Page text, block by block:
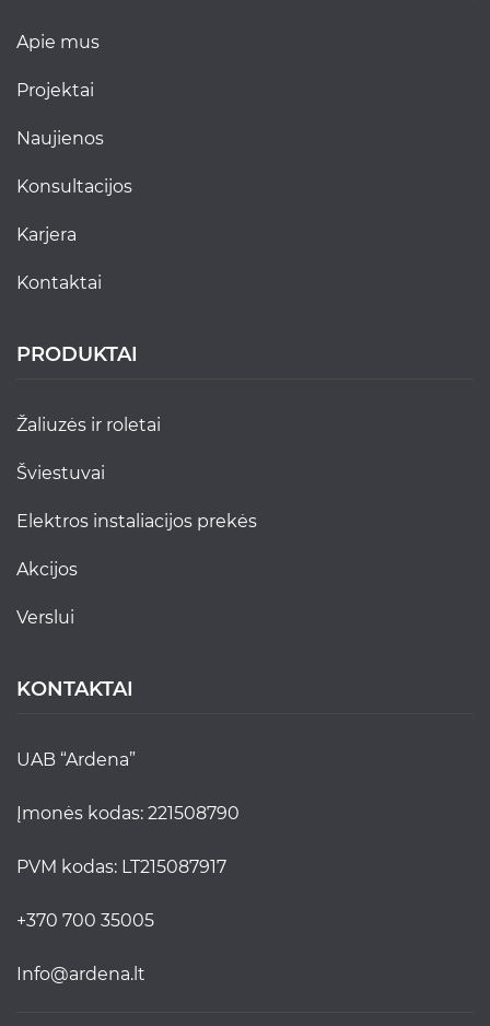
apie mus
projektai
naujienos
konsultacijos
karjera
kontaktai
PRODUKTAI
žaliuzės ir roletai
šviestuvai
elektros instaliacijos prekės
akcijos
verslui
KONTAKTAI
UAB “Ardena”
Įmonės kodas: 221508790
PVM kodas: LT215087917
+370 700 35005
info@ardena.lt